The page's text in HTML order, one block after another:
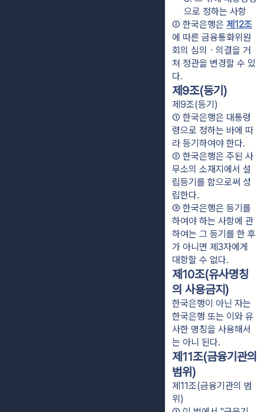
으로 정하는 사항
② 한국은행은 제12조
에 따른 금융통화위원
회의 심의ㆍ의결을 거
쳐 정관을 변경할 수 있
다.
제9조(등기)
제9조(등기)
① 한국은행은 대통령
령으로 정하는 바에 따
라 등기하여야 한다.
② 한국은행은 주된 사
무소의 소재지에서 설
립등기를 함으로써 성
립한다.
③ 한국은행은 등기를
하여야 하는 사항에 관
하여는 그 등기를 한 후
가 아니면 제3자에게
대항할 수 없다.
제10조(유사명칭
의 사용금지)
한국은행이 아닌 자는
한국은행 또는 이와 유
사한 명칭을 사용해서
는 아니 된다.
제11조(금융기관의
범위)
제11조(금융기관의 범
위)